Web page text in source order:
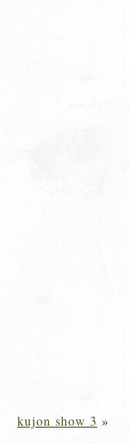
kujon show 3 »